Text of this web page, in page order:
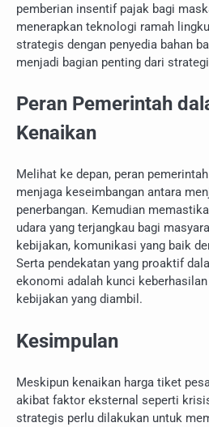
pemberian insentif pajak bagi
menerapkan teknologi ramah
strategis dengan penyedia bahan
menjadi bagian penting dari
Peran Pemerintah
Kenaikan
Melihat ke depan, peran
menjaga keseimbangan antara
penerbangan. Kemudian
udara yang terjangkau bagi
kebijakan, komunikasi yang baik
Serta pendekatan yang proaktif
ekonomi adalah kunci
kebijakan yang diambil.
Kesimpulan
Meskipun kenaikan harga tiket
akibat faktor eksternal seperti
strategis perlu dilakukan untuk